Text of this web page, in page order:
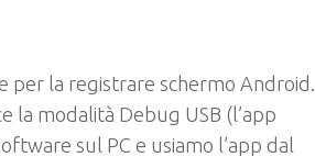
per la registrare schermo Android.
la modalità Debug USB (l’app
sul PC e usiamo l’app dal